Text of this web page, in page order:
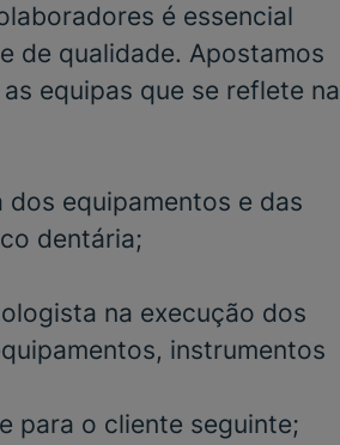
é essencial
de qualidade. Apostamos
equipas que se reflete na
equipamentos e das
dentária;
na execução dos
instrumentos
para o cliente seguinte;